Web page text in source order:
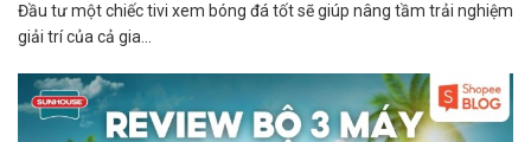
Đầu tư một chiếc tivi xem bóng đá tốt sẽ giúp nâng tầm trải nghiệm
giải trí của cả gia...